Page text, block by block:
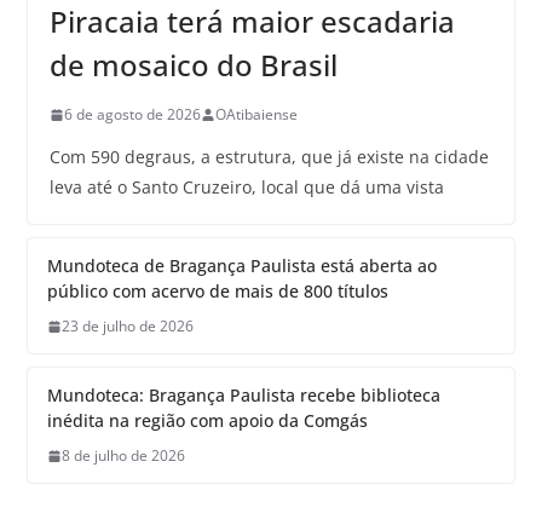
Piracaia terá maior escadaria
de mosaico do Brasil
6 de agosto de 2026 OAtibaiense
Com 590 degraus, a estrutura, que já existe na cidade
leva até o Santo Cruzeiro, local que dá uma vista
Mundoteca de Bragança Paulista está aberta ao
público com acervo de mais de 800 títulos
23 de julho de 2026
Mundoteca: Bragança Paulista recebe biblioteca
inédita na região com apoio da Comgás
8 de julho de 2026